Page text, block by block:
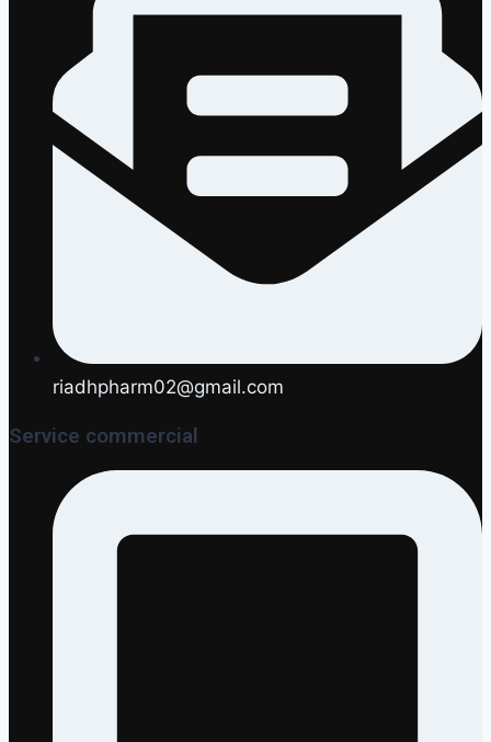
riadhpharm02@gmail.com
Service commercial